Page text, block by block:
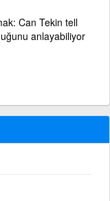
Can Tekin tell
anlayabiliyor